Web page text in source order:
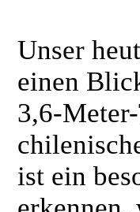
Unser
einen
3,6-
ist ein